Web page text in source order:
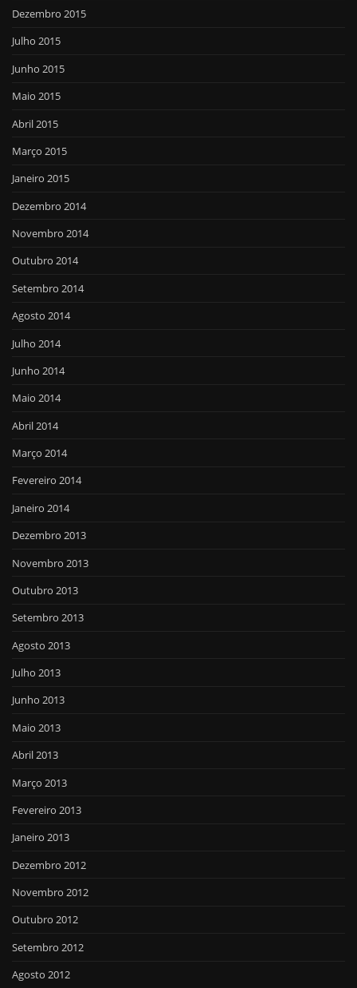
Dezembro 2015
Julho 2015
Junho 2015
Maio 2015
Abril 2015
Março 2015
Janeiro 2015
Dezembro 2014
Novembro 2014
Outubro 2014
Setembro 2014
Agosto 2014
Julho 2014
Junho 2014
Maio 2014
Abril 2014
Março 2014
Fevereiro 2014
Janeiro 2014
Dezembro 2013
Novembro 2013
Outubro 2013
Setembro 2013
Agosto 2013
Julho 2013
Junho 2013
Maio 2013
Abril 2013
Março 2013
Fevereiro 2013
Janeiro 2013
Dezembro 2012
Novembro 2012
Outubro 2012
Setembro 2012
Agosto 2012